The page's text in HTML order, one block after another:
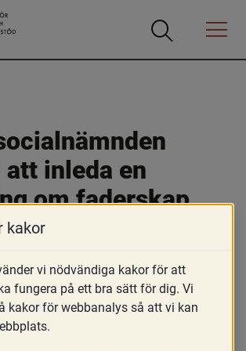
Öppna
Öppna
Menyn
inleda en
om faderskap
FB är socialnämnden skyldig att
kakor
vi nödvändiga kakor för att
fungera på ett bra sätt för dig. Vi
kakor för webbanalys så att vi kan